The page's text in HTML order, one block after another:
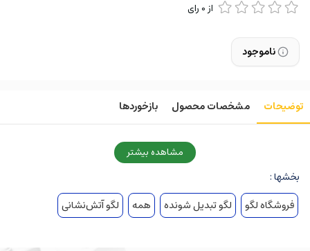
از0 رای
ناموجود
توضیحات مشخصات محصول بازخوردها
مشاهده بیشتر
بخشها :
فروشگاه لگو
لگو تبدیل شونده همه لگو آتش‌نشانی